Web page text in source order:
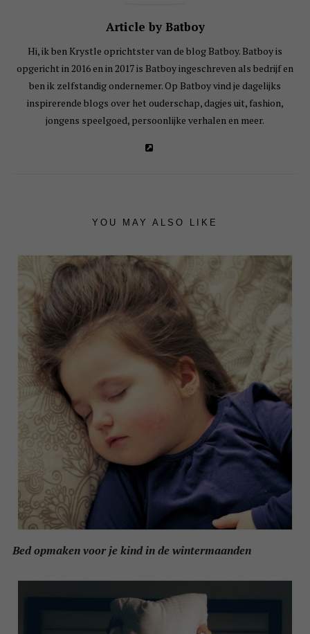
Article by Batboy
Hi, ik ben Krystle oprichtster van de blog Batboy. Batboy is
opgericht in 2016 en in 2017 is Batboy ingeschreven als bedrijf en
ben ik zelfstandig ondernemer. Op Batboy vind je dagelijks
inspirerende blogs over het ouderschap, dagjes uit, fashion,
jongens speelgoed, persoonlijke verhalen en meer.
YOU MAY ALSO LIKE
Bed opmaken voor je kind in de wintermaanden